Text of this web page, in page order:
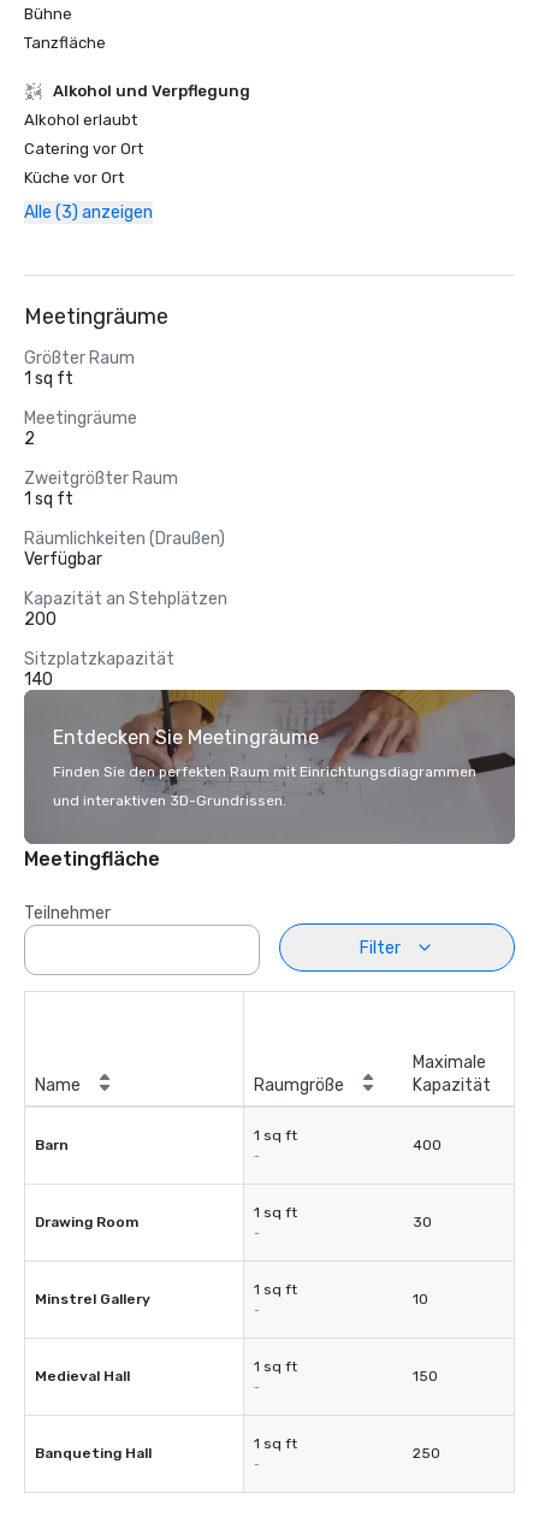
Bühne
Tanzfläche
‪Alkohol‬ und Verpflegung
‪Alkohol‬ erlaubt
Catering vor Ort
Küche vor Ort
Alle (3) anzeigen
Meetingräume
Größter Raum
1 sq ft
Meetingräume
2
Zweitgrößter Raum
1 sq ft
Räumlichkeiten (Draußen)
Verfügbar
Kapazität an Stehplätzen
200
Sitzplatzkapazität
140
Entdecken Sie Meetingräume
Finden Sie den perfekten Raum mit Einrichtungsdiagrammen
und interaktiven 3D-Grundrissen.
Meetingfläche
Teilnehmer
Filter
Name Raumgröße
Maximale
Kapazität
Barn
1 sq ft
-
400
Drawing Room
1 sq ft
-
30
Minstrel Gallery
1 sq ft
-
10
Medieval Hall
1 sq ft
-
150
Banqueting Hall
1 sq ft
-
250